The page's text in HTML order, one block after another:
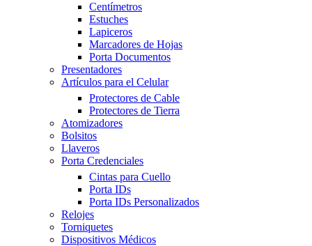
Centímetros
Estuches
Lapiceros
Marcadores de Hojas
Porta Documentos
Presentadores
Artículos para el Celular
Protectores de Cable
Protectores de Tierra
Atomizadores
Bolsitos
Llaveros
Porta Credenciales
Cintas para Cuello
Porta IDs
Porta IDs Personalizados
Relojes
Torniquetes
Dispositivos Médicos